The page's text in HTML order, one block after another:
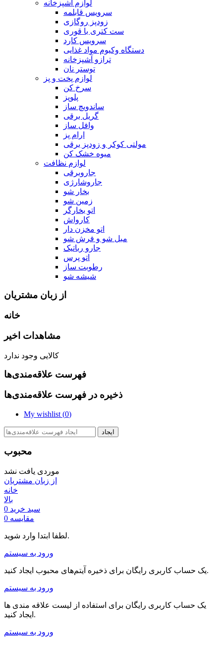
لوازم آشپزخانه
سرویس قابلمه
زودپز روگازی
ست کتری با قوری
سرویس کارد
دستگاه وکیوم مواد غذایی
ترازو آشپزخانه
توستر نان
لوازم پخت و پز
سرخ کن
پلوپز
ساندویچ ساز
گریل برقی
وافل ساز
ارام پز
مولتی کوکر و زودپز برقی
میوه خشک کن
لوازم نظافت
جاروبرقی
جاروشارژی
بخار شو
زمین شو
اتو بخارگر
کارواش
اتو مخزن دار
مبل شو و فرش شو
جارو رباتیک
اتو پرس
رطوبت ساز
شیشه شو
از زبان مشتریان
خانه
مشاهدات اخیر
کالایی وجود ندارد
فهرست علاقه‌مندی‌ها
ذخیره در فهرست علاقه‌مندی‌ها
My wishlist (0)
ایجاد
محبوب
موردی یافت نشد
از زبان مشتریان
خانه
بالا
سبد خرید 0
مقایسه 0
لطفا ابتدا وارد شوید.
ورود به سیستم
یک حساب کاربری رایگان برای ذخیره آیتم‌های محبوب ایجاد کنید.
ورود به سیستم
یک حساب کاربری رایگان برای استفاده از لیست علاقه مندی ها
ایجاد کنید.
ورود به سیستم